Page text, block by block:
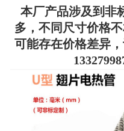
本厂产品涉及到非
多，不同尺寸价格
可能存在价格差异